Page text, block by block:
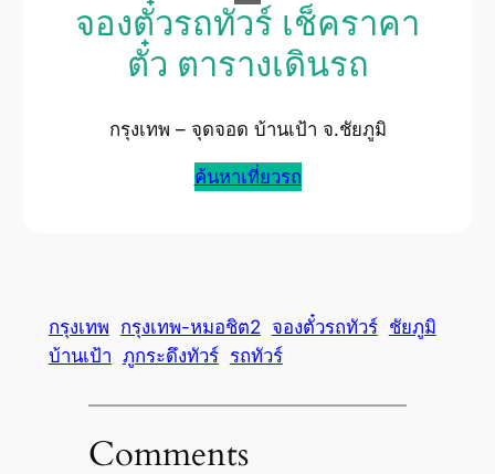
จองตั๋วรถทัวร์ เช็คราคา
ตั๋ว ตารางเดินรถ
กรุงเทพ – จุดจอด บ้านเป้า จ.ชัยภูมิ
ค้นหาเที่ยวรถ
กรุงเทพ กรุงเทพ-หมอชิต2 จองตั๋วรถทัวร์ ชัยภูมิ
บ้านเป้า ภูกระดึงทัวร์ รถทัวร์
Comments